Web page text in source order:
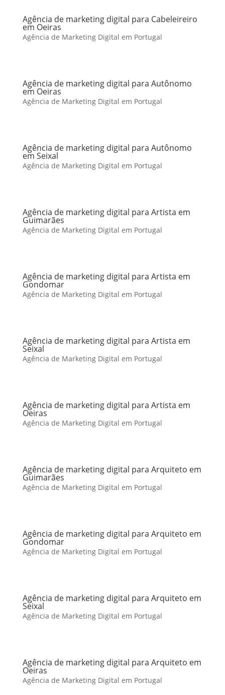
Agência de marketing digital para Cabeleireiro
em Oeiras
Agência de Marketing Digital em Portugal
Agência de marketing digital para Autônomo
em Oeiras
Agência de Marketing Digital em Portugal
Agência de marketing digital para Autônomo
em Seixal
Agência de Marketing Digital em Portugal
Agência de marketing digital para Artista em
Guimarães
Agência de Marketing Digital em Portugal
Agência de marketing digital para Artista em
Gondomar
Agência de Marketing Digital em Portugal
Agência de marketing digital para Artista em
Seixal
Agência de Marketing Digital em Portugal
Agência de marketing digital para Artista em
Oeiras
Agência de Marketing Digital em Portugal
Agência de marketing digital para Arquiteto em
Guimarães
Agência de Marketing Digital em Portugal
Agência de marketing digital para Arquiteto em
Gondomar
Agência de Marketing Digital em Portugal
Agência de marketing digital para Arquiteto em
Seixal
Agência de Marketing Digital em Portugal
Agência de marketing digital para Arquiteto em
Oeiras
Agência de Marketing Digital em Portugal